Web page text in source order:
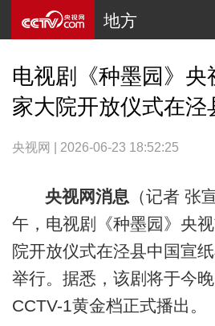
地方
电视剧《种墨园》央
家大院开放仪式在泾
央视网 | 2026-06-23 18:52:25
央视网消息 （记者 张
午，电视剧《种墨园》央
院开放仪式在泾县中国宣
举行。据悉，该剧将于今
CCTV-1黄金档正式播出。